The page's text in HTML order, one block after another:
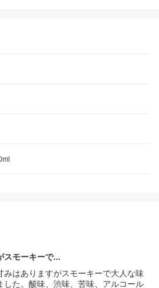
スモーキーで
みはありますがスモーキーで大人な味
した。酸味、渋味、苦味、アルコール